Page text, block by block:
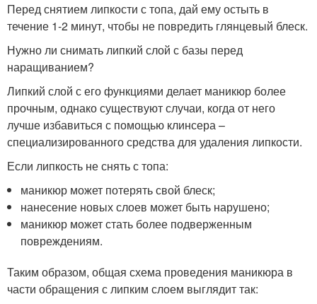
Перед снятием липкости с топа, дай ему остыть в
течение 1-2 минут, чтобы не повредить глянцевый блеск.
Нужно ли снимать липкий слой с базы перед
наращиванием?
Липкий слой с его функциями делает маникюр более
прочным, однако существуют случаи, когда от него
лучше избавиться с помощью клинсера –
специализированного средства для удаления липкости.
Если липкость не снять с топа:
маникюр может потерять свой блеск;
нанесение новых слоев может быть нарушено;
маникюр может стать более подверженным
повреждениям.
Таким образом, общая схема проведения маникюра в
части обращения с липким слоем выглядит так: